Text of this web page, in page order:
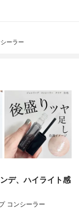
ーラー
デ、ハイライト感
コンシーラー